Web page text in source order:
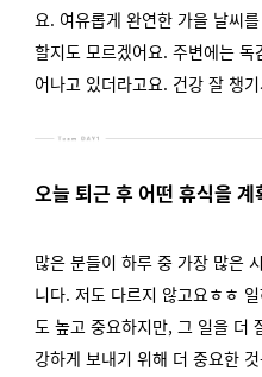
요. 여유롭게 완연한 가을 날씨
할지도 모르겠어요. 주변에는
어나고 있더라고요. 건강 잘 챙
오늘 퇴근 후 어떤 휴식을
많은 분들이 하루 중 가장 많은
니다. 저도 다르지 않고요ㅎㅎ
도 높고 중요하지만, 그 일을 더
강하게 보내기 위해 더 중요한